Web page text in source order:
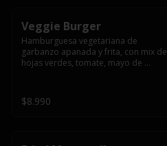
Veggie Burger
Hamburguesa vegetariana de
garbanzo apanada y frita, con mix de
hojas verdes, tomate, mayo de
$8.990